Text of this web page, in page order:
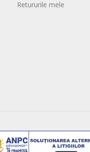
Retururile mele